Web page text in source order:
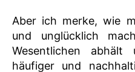
Aber ich merke, wie
und unglücklich
Wesentlichen
häufiger und